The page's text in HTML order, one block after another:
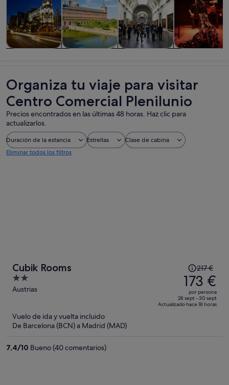
Organiza tu viaje para visitar
Centro Comercial Plenilunio
Precios encontrados en las últimas 48 horas. Haz clic para
actualizarlos.
Duración de la estancia Estrellas
Clase de cabina
Eliminar todos los filtros
Cubik Rooms
2
out
5
Austrias
El
precio
era
de
217 €,
217 €
173 €
por persona
28 sept - 30 sept
Actualizado hace 18 horas
Vuelo de ida y vuelta incluido
De Barcelona (BCN) a Madrid (MAD)
7,4/10 Bueno (40 comentarios)